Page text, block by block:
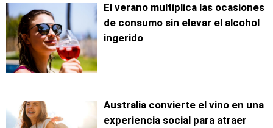
El verano multiplica las ocasiones
de consumo sin elevar el alcohol
ingerido
Australia convierte el vino en una
experiencia social para atraer